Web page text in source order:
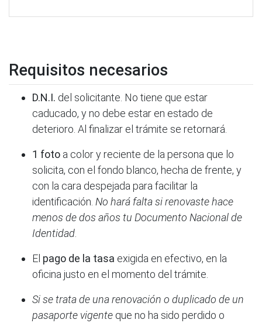
Requisitos necesarios
D.N.I. del solicitante. No tiene que estar
caducado, y no debe estar en estado de
deterioro. Al finalizar el trámite se retornará.
1 foto a color y reciente de la persona que lo
solicita, con el fondo blanco, hecha de frente, y
con la cara despejada para facilitar la
identificación. No hará falta si renovaste hace
menos de dos años tu Documento Nacional de
Identidad
El pago de la tasa exigida en efectivo, en la
oficina justo en el momento del trámite.
Si se trata de una renovación o duplicado de un
pasaporte vigente que no ha sido perdido o